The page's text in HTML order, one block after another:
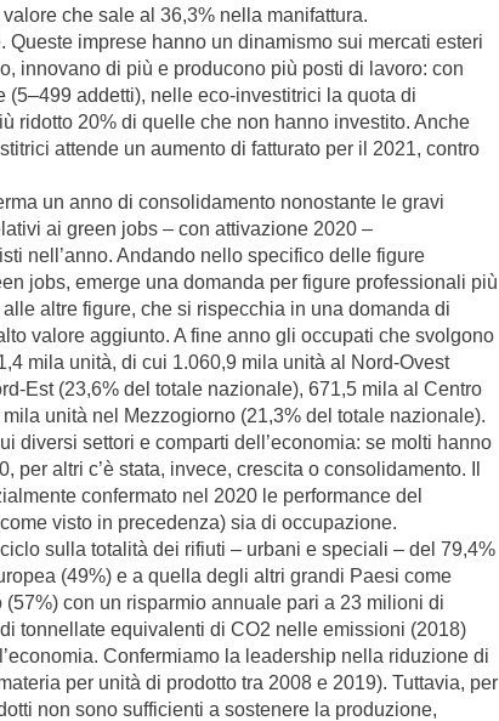
che sale al 36,3% nella manifattura.
imprese hanno un dinamismo sui mercati esteri
innovano di più e producono più posti di lavoro: con
addetti), nelle eco-investitrici la quota di
ridotto 20% di quelle che non hanno investito. Anche
attende un aumento di fatturato per il 2021, contro
un anno di consolidamento nonostante le gravi
ai green jobs – con attivazione 2020 –
nell’anno. Andando nello specifico delle figure
jobs, emerge una domanda per figure professionali più
altre figure, che si rispecchia in una domanda di
valore aggiunto. A fine anno gli occupati che svolgono
mila unità, di cui 1.060,9 mila unità al Nord-Ovest
Est (23,6% del totale nazionale), 671,5 mila al Centro
unità nel Mezzogiorno (21,3% del totale nazionale).
diversi settori e comparti dell’economia: se molti hanno
altri c’è stata, invece, crescita o consolidamento. Il
confermato nel 2020 le performance del
visto in precedenza) sia di occupazione.
sulla totalità dei rifiuti – urbani e speciali – del 79,4%
(49%) e a quella degli altri grandi Paesi come
con un risparmio annuale pari a 23 milioni di
tonnellate equivalenti di CO2 nelle emissioni (2018)
Confermiamo la leadership nella riduzione di
per unità di prodotto tra 2008 e 2019). Tuttavia, per
non sono sufficienti a sostenere la produzione,